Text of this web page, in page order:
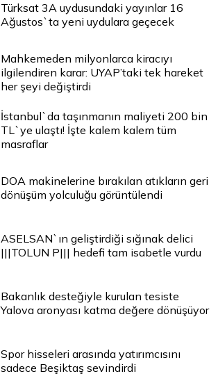
Türksat 3A uydusundaki yayınlar 16
Ağustos`ta yeni uydulara geçecek
Mahkemeden milyonlarca kiracıyı
ilgilendiren karar: UYAP’taki tek hareket
her şeyi değiştirdi
İstanbul`da taşınmanın maliyeti 200 bin
TL`ye ulaştı! İşte kalem kalem tüm
masraflar
DOA makinelerine bırakılan atıkların geri
dönüşüm yolculuğu görüntülendi
ASELSAN`ın geliştirdiği sığınak delici
|||TOLUN P||| hedefi tam isabetle vurdu
Bakanlık desteğiyle kurulan tesiste
Yalova aronyası katma değere dönüşüyor
Spor hisseleri arasında yatırımcısını
sadece Beşiktaş sevindirdi